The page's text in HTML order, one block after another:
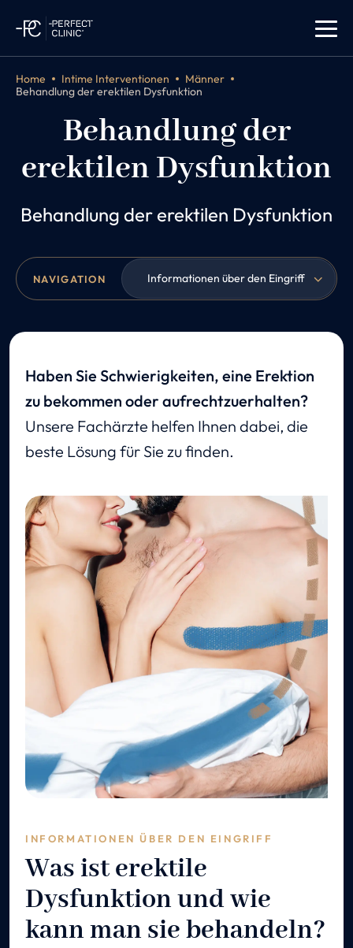
Home Intime Interventionen
Männer
Behandlung der erektilen Dysfunktion
Behandlung der
erektilen Dysfunktion
Behandlung der erektilen Dysfunktion
NAVIGATION Informationen über den Eingriff
Haben Sie Schwierigkeiten, eine Erektion
zu bekommen oder aufrechtzuerhalten?
Unsere Fachärzte helfen Ihnen dabei, die
beste Lösung für Sie zu finden.
INFORMATIONEN ÜBER DEN EINGRIFF
Was ist erektile
Dysfunktion und wie
kann man sie behandeln?